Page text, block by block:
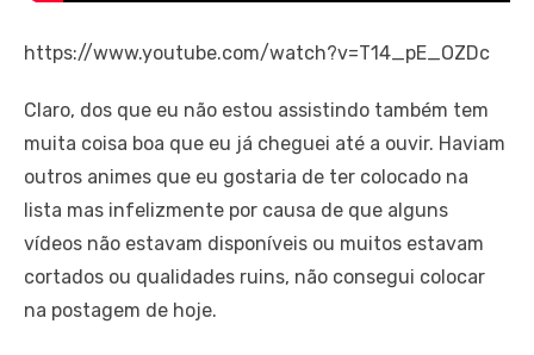
https://www.youtube.com/watch?v=T14_pE_OZDc
Claro, dos que eu não estou assistindo também tem
muita coisa boa que eu já cheguei até a ouvir. Haviam
outros animes que eu gostaria de ter colocado na
lista mas infelizmente por causa de que alguns
vídeos não estavam disponíveis ou muitos estavam
cortados ou qualidades ruins, não consegui colocar
na postagem de hoje.